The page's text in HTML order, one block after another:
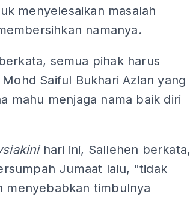
menyelesaikan masalah
namanya.
semua pihak harus
Saiful Bukhari Azlan yang
mahu menjaga nama baik diri
hari ini, Sallehen berkata,
Jumaat lalu, "tidak
menyebabkan timbulnya